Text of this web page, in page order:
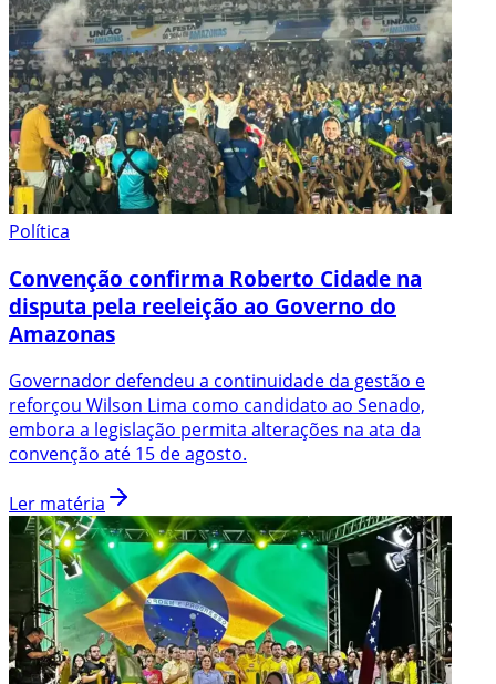
Política
Convenção confirma Roberto Cidade na
disputa pela reeleição ao Governo do
Amazonas
Governador defendeu a continuidade da gestão e
reforçou Wilson Lima como candidato ao Senado,
embora a legislação permita alterações na ata da
convenção até 15 de agosto.
Ler matéria